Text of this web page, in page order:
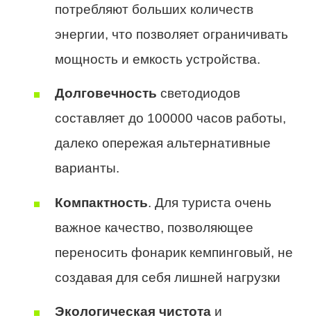
потребляют больших количеств
энергии, что позволяет ограничивать
мощность и емкость устройства.
Долговечность светодиодов
составляет до 100000 часов работы,
далеко опережая альтернативные
варианты.
Компактность. Для туриста очень
важное качество, позволяющее
переносить фонарик кемпинговый, не
создавая для себя лишней нагрузки
Экологическая чистота и